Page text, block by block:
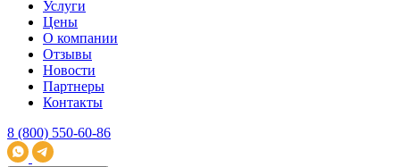
Услуги
Цены
О компании
Отзывы
Новости
Партнеры
Контакты
8 (800) 550-60-86